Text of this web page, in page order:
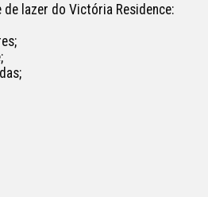
lazer do Victória Residence: